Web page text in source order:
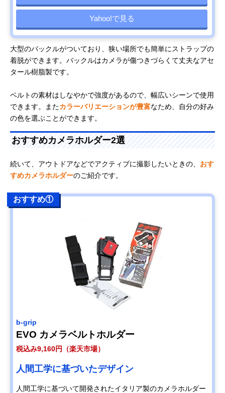
Yahoo!で見る
大型のバックルがついており、狭い場所でも簡単にストラップの
着脱ができます。バックルはカメラが傷つきづらくて丈夫なアセ
タール樹脂製です。
ベルトの素材はしなやかで強度があるので、幅広いシーンで使用
できます。またカラーバリエーションが豊富なため、自分の好み
の色を選ぶことができます。
おすすめカメラホルダー2選
続いて、アウトドアなどでアクティブに撮影したいときの、 おす
すめカメラホルダーのご紹介です。
おすすめ①
b-grip
EVO カメラベルトホルダー
税込み9,160円（楽天市場）
人間工学に基づいたデザイン
人間工学に基づいて開発されたイタリア製のカメラホルダー